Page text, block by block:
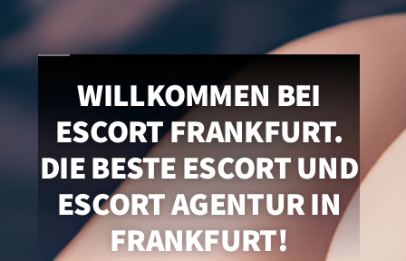
WILLKOMMEN BEI
ESCORT FRANKFURT.
DIE BESTE ESCORT UND
ESCORT AGENTUR IN
FRANKFURT!